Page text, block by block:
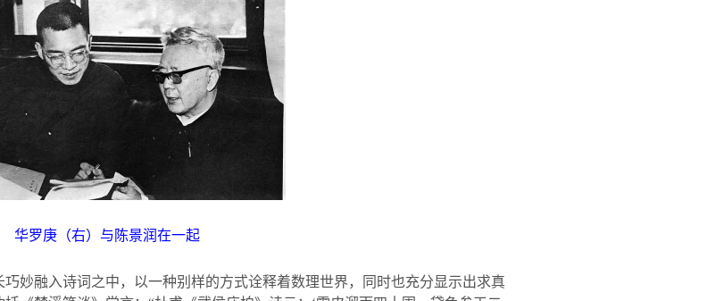
华罗庚（右）与陈景润在一起
妙融入诗词之中，以一种别样的方式诠释着数理世界，同时也充分显示出求真